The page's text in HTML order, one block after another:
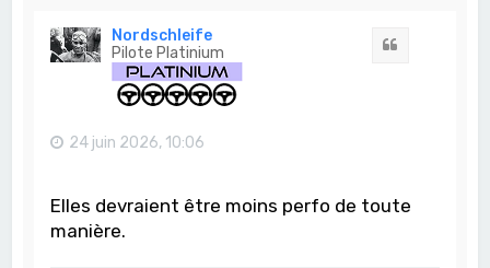
Nordschleife
Pilote Platinium
24 juin 2026, 10:06
Elles devraient être moins perfo de toute
manière.